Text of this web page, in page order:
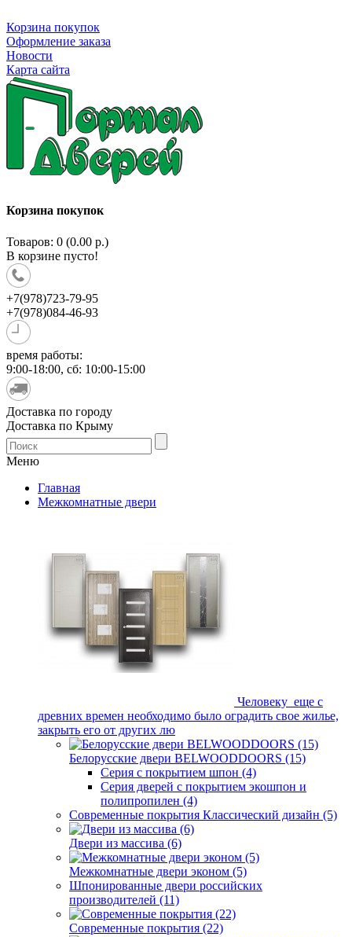
Корзина покупок
Оформление заказа
Новости
Карта сайта
Корзина покупок
Товаров: 0 (0.00 р.)
В корзине пусто!
+7(978)723-79-95
+7(978)084-46-93
время работы:
9:00-18:00, сб: 10:00-15:00
Доставка по городу
Доставка по Крыму
Меню
Главная
Межкомнатные двери
Человеку еще с
древних времен необходимо было оградить свое жилье,
закрыть его от других лю
Белорусские двери BELWOODDOORS (15)
Серия с покрытием шпон (4)
Серия дверей с покрытием экошпон и
полипропилен (4)
Современные покрытия Классический дизайн (5)
Двери из массива (6)
Межкомнатные двери эконом (5)
Шпонированные двери российских
производителей (11)
Современные покрытия (22)